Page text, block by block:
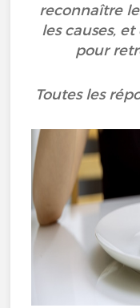
reconnaître
les causes,
pour
Toutes les